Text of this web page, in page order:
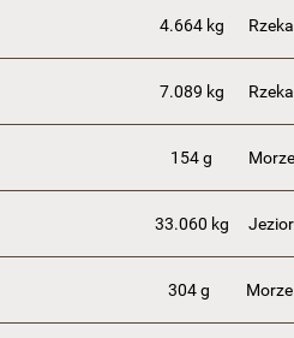
4.664 kg
7.089 kg
154 g
33.060 kg
304 g